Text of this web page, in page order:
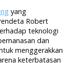
yang
Robert
teknologi
dan
menggerakkan
keterbatasan